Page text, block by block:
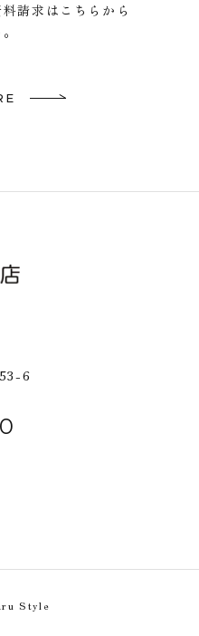
請求はこちらから
6
Style